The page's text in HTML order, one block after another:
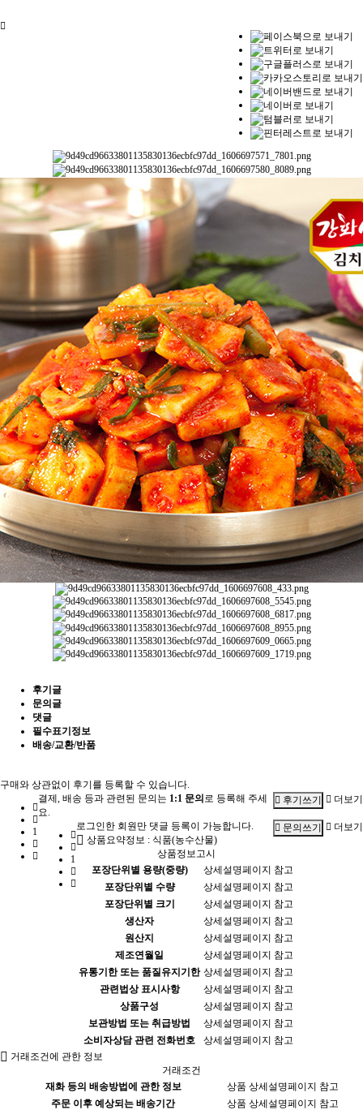
후기글
문의글
댓글
필수표기정보
배송/교환/반품
구매와 상관없이 후기를 등록할 수 있습니다.
1
후기쓰기 더보기
결제, 배송 등과 관련된 문의는 1:1 문의 로 등록해 주세
요.
1
문의쓰기 더보기
로그인한 회원만 댓글 등록이 가능합니다.
상품요약정보 : 식품(농수산물)
상품정보고시
포장단위별 용량(중량)
상세설명페이지 참고
포장단위별 수량
상세설명페이지 참고
포장단위별 크기
상세설명페이지 참고
생산자
상세설명페이지 참고
원산지
상세설명페이지 참고
제조연월일
상세설명페이지 참고
유통기한 또는 품질유지기한 상세설명페이지 참고
관련법상 표시사항
상세설명페이지 참고
상품구성
상세설명페이지 참고
보관방법 또는 취급방법
상세설명페이지 참고
소비자상담 관련 전화번호
상세설명페이지 참고
거래조건에 관한 정보
거래조건
재화 등의 배송방법에 관한 정보
상품 상세설명페이지 참고
주문 이후 예상되는 배송기간
상품 상세설명페이지 참고